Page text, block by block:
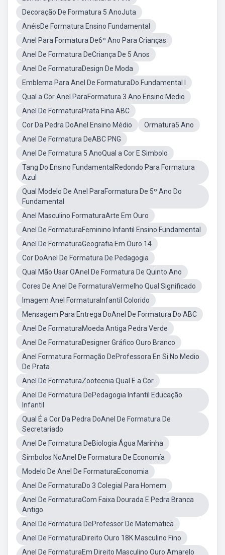
Decoração De Formatura 5 AnoJuta
AnéisDe Formatura Ensino Fundamental
Anel Para Formatura De6º Ano Para Crianças
Anel De Formatura DeCriança De 5 Anos
Anel De FormaturaDesign De Moda
Emblema Para Anel De FormaturaDo Fundamental I
Qual a Cor Anel ParaFormatura 3 Ano Ensino Medio
Anel De FormaturaPrata Fina ABC
Cor Da Pedra DoAnel Ensino Médio
Ormatura5 Ano
Anel De Formatura DeABC PNG
Anel De Formatura 5 AnoQual a Cor E Simbolo
Tang Do Ensino FundamentalRedondo Para Formatura
Azul
Qual Modelo De Anel ParaFormatura De 5º Ano Do
Fundamental
Anel Masculino FormaturaArte Em Ouro
Anel De FormaturaFeminino Infantil Ensino Fundamental
Anel De FormaturaGeografia Em Ouro 14
Cor DoAnel De Formatura De Pedagogia
Qual Mão Usar OAnel De Formatura De Quinto Ano
Cores De Anel De FormaturaVermelho Qual Significado
Imagem Anel FormaturaInfantil Colorido
Mensagem Para Entrega DoAnel De Formatura Do ABC
Anel De FormaturaMoeda Antiga Pedra Verde
Anel De FormaturaDesigner Gráfico Ouro Branco
Anel Formatura Formação DeProfessora En Si No Medio
De Prata
Anel De FormaturaZootecnia Qual E a Cor
Anel De Formatura DePedagogia Infantil Educação
Infantil
Qual É a Cor Da Pedra DoAnel De Formatura De
Secretariado
Anel De Formatura DeBiologia Água Marinha
Símbolos NoAnel De Formatura De Economía
Modelo De Anel De FormaturaEconomia
Anel De FormaturaDo 3 Colegial Para Homem
Anel De FormaturaCom Faixa Dourada E Pedra Branca
Antigo
Anel De Formatura DeProfessor De Matematica
Anel De FormaturaDireito Ouro 18K Masculino Fino
Anel De FormaturaEm Direito Masculino Ouro Amarelo